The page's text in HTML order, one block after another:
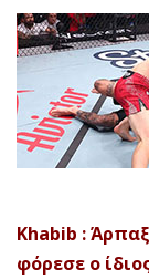
Khabib :
φόρεσε ο